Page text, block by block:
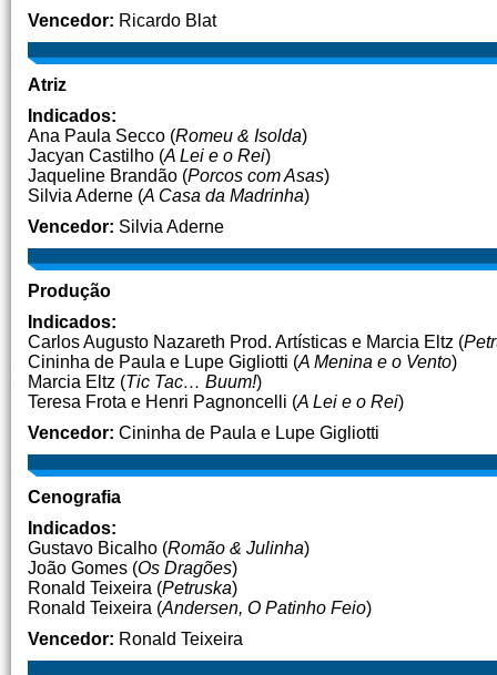
Vencedor: Ricardo Blat
Atriz
Indicados:
Ana Paula Secco (Romeu & Isolda)
Jacyan Castilho (A Lei e o Rei)
Jaqueline Brandão (Porcos com Asas)
Silvia Aderne (A Casa da Madrinha)
Vencedor: Silvia Aderne
Produção
Indicados:
Carlos Augusto Nazareth Prod. Artísticas e Marcia Eltz (
Cininha de Paula e Lupe Gigliotti (A Menina e o Vento)
Marcia Eltz (Tic Tac… Buum!)
Teresa Frota e Henri Pagnoncelli (A Lei e o Rei)
Vencedor: Cininha de Paula e Lupe Gigliotti
Cenografia
Indicados:
Gustavo Bicalho (Romão & Julinha)
João Gomes (Os Dragões)
Ronald Teixeira (Petruska)
Ronald Teixeira (Andersen, O Patinho Feio)
Vencedor: Ronald Teixeira